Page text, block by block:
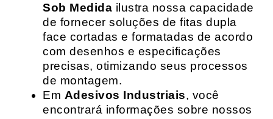
Sob Medida ilustra nossa capacidade
de fornecer soluções de fitas dupla
face cortadas e formatadas de acordo
com desenhos e especificações
precisas, otimizando seus processos
de montagem.
Em Adesivos Industriais, você
encontrará informações sobre nossos